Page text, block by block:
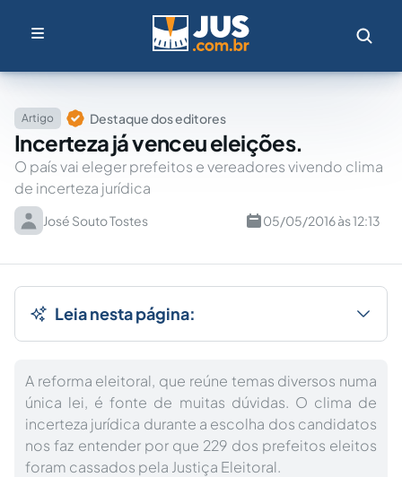
Artigo Destaque dos editores
Incerteza já venceu eleições.
O país vai eleger prefeitos e vereadores vivendo clima
de incerteza jurídica
José Souto Tostes 05/05/2016 às 12:13
Leia nesta página:
A reforma eleitoral, que reúne temas diversos numa
única lei, é fonte de muitas dúvidas. O clima de
incerteza jurídica durante a escolha dos candidatos
nos faz entender por que 229 dos prefeitos eleitos
foram cassados pela Justiça Eleitoral.